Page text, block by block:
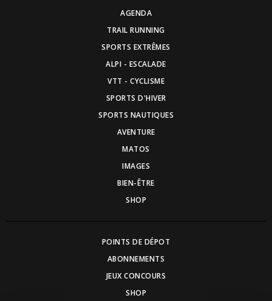
AGENDA
TRAIL RUNNING
SPORTS EXTRÊMES
ALPI - ESCALADE
VTT - CYCLISME
SPORTS D'HIVER
SPORTS NAUTIQUES
AVENTURE
MATOS
IMAGES
BIEN-ÊTRE
SHOP
POINTS DE DÉPOT
ABONNEMENTS
JEUX CONCOURS
SHOP